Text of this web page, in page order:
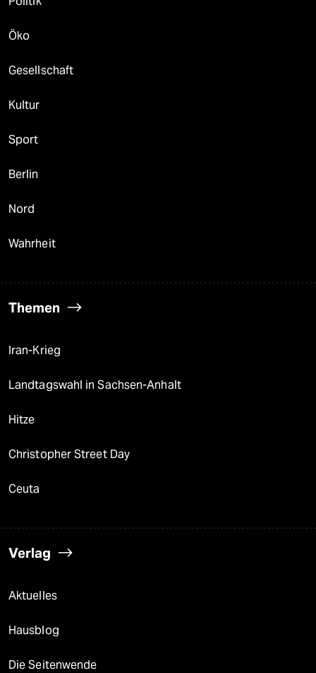
Öko
Gesellschaft
Kultur
Sport
Berlin
Nord
Wahrheit
Themen
Iran-Krieg
Landtagswahl in Sachsen-Anhalt
Hitze
Christopher Street Day
Ceuta
Verlag
Aktuelles
Hausblog
Die Seitenwende